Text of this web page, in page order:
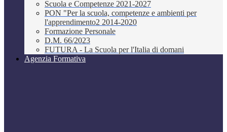
Scuola e Competenze 2021-2027
PON "Per la scuola, competenze e ambienti per
l'apprendimento2 2014-2020
Formazione Personale
D.M. 66/2023
FUTURA - La Scuola per l'Italia di domani
Agenzia Formativa